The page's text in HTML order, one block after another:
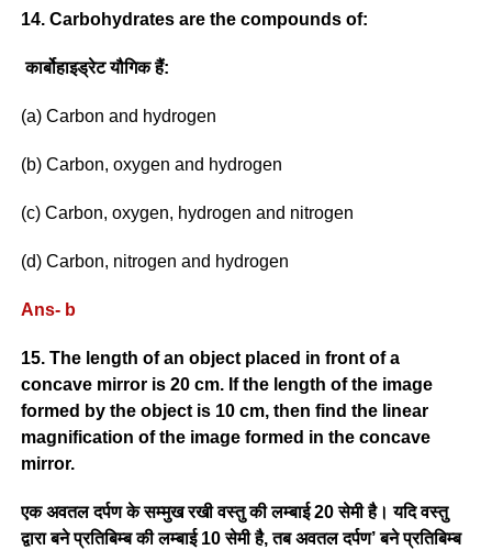
14. Carbohydrates are the compounds of:
कार्बोहाइड्रेट यौगिक हैं:
(a) Carbon and hydrogen
(b) Carbon, oxygen and hydrogen
(c) Carbon, oxygen, hydrogen and nitrogen
(d) Carbon, nitrogen and hydrogen
Ans- b
15. The length of an object placed in front of a
concave mirror is 20 cm. If the length of the image
formed by the object is 10 cm, then find the linear
magnification of the image formed in the concave
mirror.
एक अवतल दर्पण के सम्मुख रखी वस्तु की लम्बाई 20 सेमी है। यदि वस्तु
द्वारा बने प्रतिबिम्ब की लम्बाई 10 सेमी है, तब अवतल दर्पण’ बने प्रतिबिम्ब